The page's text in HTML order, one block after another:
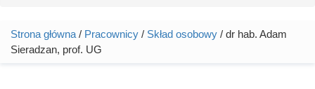
Jesteś tutaj
Strona główna / Pracownicy / Skład osobowy / dr hab. Adam
Sieradzan, prof. UG